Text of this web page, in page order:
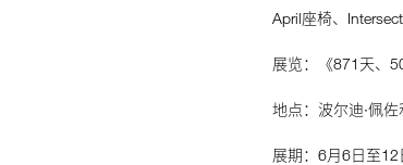
April座椅、
展览：《871天、
地点：波尔迪·佩
展期：6月6日至12